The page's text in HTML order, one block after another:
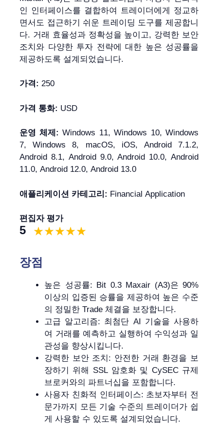
인 인터페이스를 결합하여 트레이더에게 정교하
면서도 접근하기 쉬운 트레이딩 도구를 제공합니
다. 거래 효율성과 정확성을 높이고, 강력한 보안
조치와 다양한 투자 전략에 대한 높은 성공률을
제공하도록 설계되었습니다.
가격: 250
가격 통화: USD
운영 체제: Windows 11, Windows 10, Windows
7, Windows 8, macOS, iOS, Android 7.1.2,
Android 8.1, Android 9.0, Android 10.0, Android
11.0, Android 12.0, Android 13.0
애플리케이션 카테고리: Financial Application
편집자 평가
5
장점
높은 성공률: Bit 0.3 Maxair (A3)은 90%
이상의 입증된 승률을 제공하여 높은 수준
의 정밀한 Trade 체결을 보장합니다.
고급 알고리즘: 최첨단 AI 기술을 사용하
여 거래를 예측하고 실행하여 수익성과 일
관성을 향상시킵니다.
강력한 보안 조치: 안전한 거래 환경을 보
장하기 위해 SSL 암호화 및 CySEC 규제
브로커와의 파트너십을 포함합니다.
사용자 친화적 인터페이스: 초보자부터 전
문가까지 모든 기술 수준의 트레이더가 쉽
게 사용할 수 있도록 설계되었습니다.